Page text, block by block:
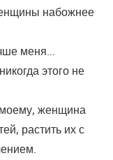
набожнее
меня…
этого не
женщина
растить их с